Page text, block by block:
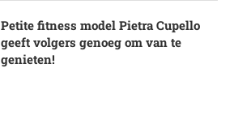
Petite fitness model Pietra Cupello
geeft volgers genoeg om van te
genieten!